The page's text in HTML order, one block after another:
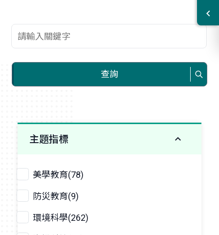
查詢關鍵字
查詢
主題指標
美學教育(78)
防災教育(9)
環境科學(262)